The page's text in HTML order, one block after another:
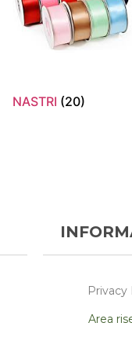
NASTRI (20)
Privacy
Area